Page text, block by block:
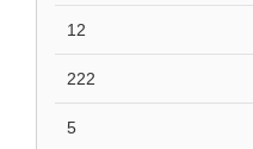
12
222
5